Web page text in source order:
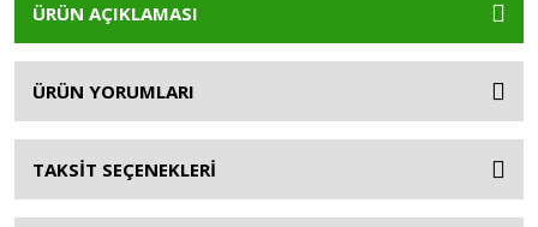
ÜRÜN AÇIKLAMASI
ÜRÜN YORUMLARI
TAKSİT SEÇENEKLERİ